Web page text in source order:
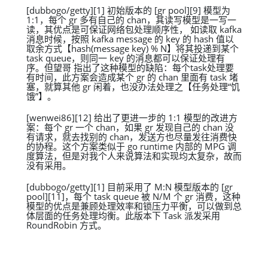
[dubbogo/getty][1] 初始版本的 [gr pool][9] 模型为
1:1，每个 gr 多有自己的 chan，其读写模型是一写一
读，其优点是可保证网络包处理顺序性， 如读取 kafka
消息时候，按照 kafka message 的 key 的 hash 值以
取余方式【hash(message key) % N】将其投递到某个
task queue，则同一 key 的消息都可以保证处理有
序。但望哥 指出了这种模型的缺陷：每个task处理要
有时间，此方案会造成某个 gr 的 chan 里面有 task 堵
塞，就算其他 gr 闲着，也没办法处理之【任务处理“饥
饿”】。
[wenwei86][12] 给出了更进一步的 1:1 模型的改进方
案：每个 gr 一个 chan，如果 gr 发现自己的 chan 没
有请求，就去找别的 chan，发送方也尽量发往消费快
的协程。这个方案类似于 go runtime 内部的 MPG 调
度算法，但是对我个人来说算法和实现均太复杂，故而
没有采用。
[dubbogo/getty][1] 目前采用了 M:N 模型版本的 [gr
pool][11]，每个 task queue 被 N/M 个 gr 消费，这种
模型的优点是兼顾处理效率和锁压力平衡，可以做到总
体层面的任务处理均衡。此版本下 Task 派发采用
RoundRobin 方式。